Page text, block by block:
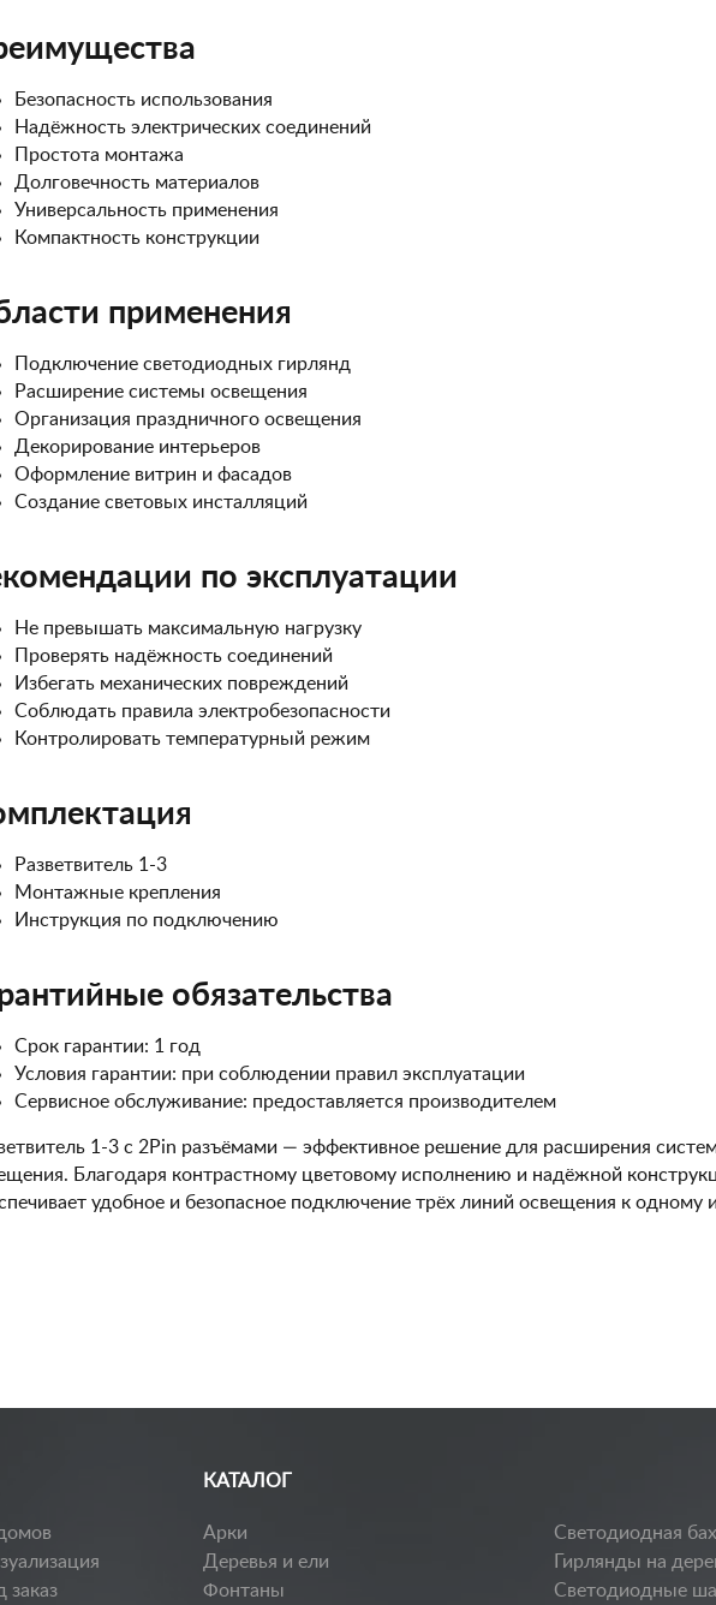
Безопасность использования
Надёжность электрических соединений
Простота монтажа
Долговечность материалов
Универсальность применения
Компактность конструкции
применения
Подключение светодиодных гирлянд
Расширение системы освещения
Организация праздничного освещения
Декорирование интерьеров
Оформление витрин и фасадов
Создание световых инсталляций
по эксплуатации
Не превышать максимальную нагрузку
Проверять надёжность соединений
Избегать механических повреждений
Соблюдать правила электробезопасности
Контролировать температурный режим
Разветвитель 1-3
Монтажные крепления
Инструкция по подключению
обязательства
Срок гарантии: 1 год
Условия гарантии: при соблюдении правил эксплуатации
Сервисное обслуживание: предоставляется производителем
1-3 с 2Pin разъёмами — эффективное решение для расширения
Благодаря контрастному цветовому исполнению и надёжной
удобное и безопасное подключение трёх линий освещения к одному
заказ
КАТАЛОГ
Арки
Деревья и ели
Фонтаны
Светодиодная
Гирлянды на
Светодиодные